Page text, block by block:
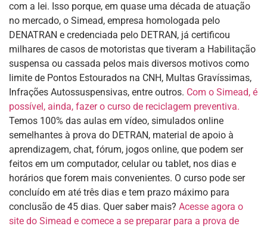
com a lei. Isso porque, em quase uma década de atuação
no mercado, o Simead, empresa homologada pelo
DENATRAN e credenciada pelo DETRAN, já certificou
milhares de casos de motoristas que tiveram a Habilitação
suspensa ou cassada pelos mais diversos motivos como
limite de Pontos Estourados na CNH, Multas Gravíssimas,
Infrações Autossuspensivas, entre outros. Com o Simead, é
possível, ainda, fazer o curso de reciclagem preventiva.
Temos 100% das aulas em vídeo, simulados online
semelhantes à prova do DETRAN, material de apoio à
aprendizagem, chat, fórum, jogos online, que podem ser
feitos em um computador, celular ou tablet, nos dias e
horários que forem mais convenientes. O curso pode ser
concluído em até três dias e tem prazo máximo para
conclusão de 45 dias. Quer saber mais? Acesse agora o
site do Simead e comece a se preparar para a prova de